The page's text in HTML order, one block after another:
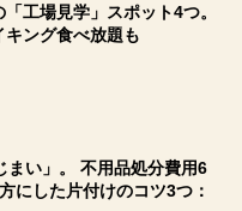
工場見学」スポット4つ。
ング食べ放題も
まい」。 不用品処分費用6
にした片付けのコツ3つ：